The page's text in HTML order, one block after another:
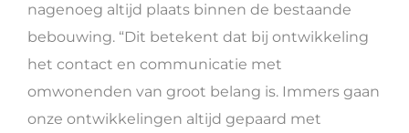
nagenoeg altijd plaats binnen de bestaande
bebouwing. “Dit betekent dat bij ontwikkeling
het contact en communicatie met
omwonenden van groot belang is. Immers gaan
onze ontwikkelingen altijd gepaard met